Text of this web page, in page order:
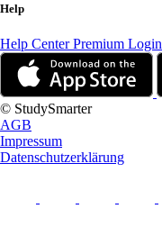
Help
Help CenterPremium Login
© StudySmarter
AGB
Impressum
Datenschutzerklärung